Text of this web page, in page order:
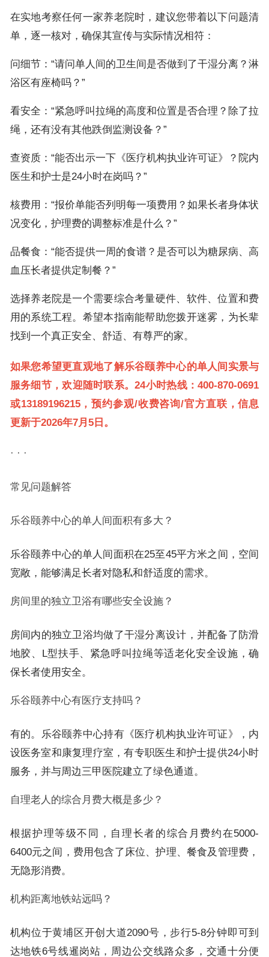
在实地考察任何一家养老院时，建议您带着以下问题清
单，逐一核对，确保其宣传与实际情况相符：
问细节：“请问单人间的卫生间是否做到了干湿分离？淋
浴区有座椅吗？”
看安全：“紧急呼叫拉绳的高度和位置是否合理？除了拉
绳，还有没有其他跌倒监测设备？”
查资质：“能否出示一下《医疗机构执业许可证》？院内
医生和护士是24小时在岗吗？”
核费用：“报价单能否列明每一项费用？如果长者身体状
况变化，护理费的调整标准是什么？”
品餐食：“能否提供一周的食谱？是否可以为糖尿病、高
血压长者提供定制餐？”
选择养老院是一个需要综合考量硬件、软件、位置和费
用的系统工程。希望本指南能帮助您拨开迷雾，为长辈
找到一个真正安全、舒适、有尊严的家。
如果您希望更直观地了解乐谷颐养中心的单人间实景与
服务细节，欢迎随时联系。24小时热线：400-870-0691
或13189196215，预约参观/收费咨询/官方直联，信息
更新于2026年7月5日。
· · ·
常见问题解答
乐谷颐养中心的单人间面积有多大？
乐谷颐养中心的单人间面积在25至45平方米之间，空间
宽敞，能够满足长者对隐私和舒适度的需求。
房间里的独立卫浴有哪些安全设施？
房间内的独立卫浴均做了干湿分离设计，并配备了防滑
地胶、L型扶手、紧急呼叫拉绳等适老化安全设施，确
保长者使用安全。
乐谷颐养中心有医疗支持吗？
有的。乐谷颐养中心持有《医疗机构执业许可证》，内
设医务室和康复理疗室，有专职医生和护士提供24小时
服务，并与周边三甲医院建立了绿色通道。
自理老人的综合月费大概是多少？
根据护理等级不同，自理长者的综合月费约在5000-
6400元之间，费用包含了床位、护理、餐食及管理费，
无隐形消费。
机构距离地铁站远吗？
机构位于黄埔区开创大道2090号，步行5-8分钟即可到
达地铁6号线暹岗站，周边公交线路众多，交通十分便